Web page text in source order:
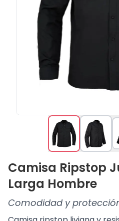
Camisa Ripstop
Larga Hombre
Comodidad y